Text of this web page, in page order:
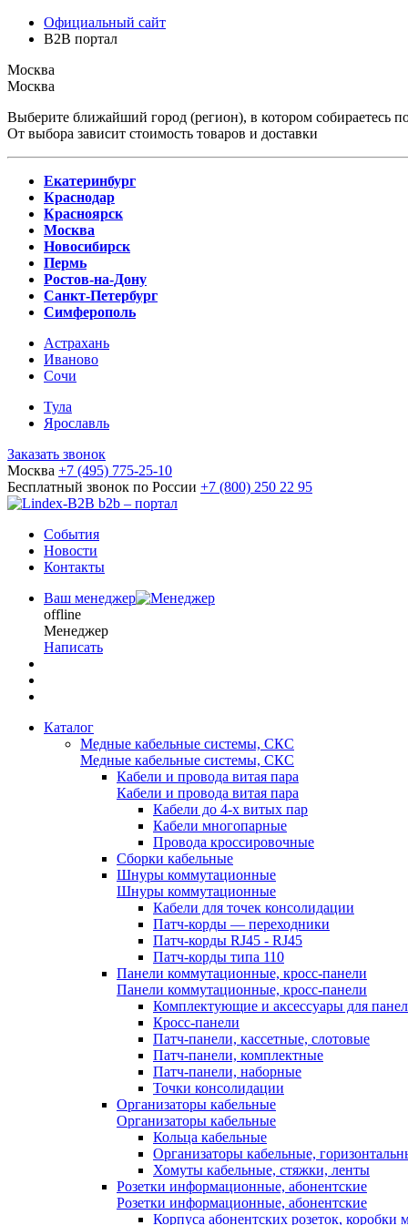
Официальный сайт
B2B портал
Москва
Москва
Выберите ближайший город (регион), в котором собираетесь
От выбора зависит стоимость товаров и доставки
Екатеринбург
Краснодар
Красноярск
Москва
Новосибирск
Пермь
Ростов-на-Дону
Санкт-Петербург
Симферополь
Астрахань
Иваново
Сочи
Тула
Ярославль
Заказать звонок
Москва +7 (495) 775-25-10
Бесплатный звонок по России +7 (800) 250 22 95
b2b – портал
События
Новости
Контакты
Ваш менеджер
offline
Менеджер
Написать
Каталог
Медные кабельные системы, СКС
Медные кабельные системы, СКС
Кабели и провода витая пара
Кабели и провода витая пара
Кабели до 4-х витых пар
Кабели многопарные
Провода кроссировочные
Сборки кабельные
Шнуры коммутационные
Шнуры коммутационные
Кабели для точек консолидации
Патч-корды — переходники
Патч-корды RJ45 - RJ45
Патч-корды типа 110
Панели коммутационные, кросс-панели
Панели коммутационные, кросс-панели
Комплектующие и аксессуары для
Кросс-панели
Патч-панели, кассетные, слотовые
Патч-панели, комплектные
Патч-панели, наборные
Точки консолидации
Организаторы кабельные
Организаторы кабельные
Кольца кабельные
Организаторы кабельные,
Хомуты кабельные, стяжки, ленты
Розетки информационные, абонентские
Розетки информационные, абонентские
Корпуса абонентских розеток, коробки